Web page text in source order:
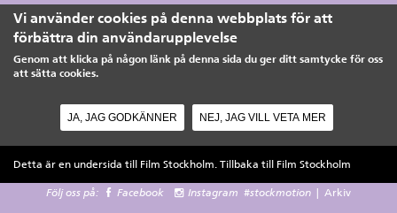
Vi använder cookies på denna webbplats för att
förbättra din användarupplevelse
Genom att klicka på någon länk på denna sida du ger ditt samtycke för oss
att sätta cookies.
JA, JAG GODKÄNNER NEJ, JAG VILL VETA MER
Detta är en undersida till Film Stockholm. Tillbaka till Film Stockholm
Följ oss på: Facebook Instagram #stockmotion Arkiv